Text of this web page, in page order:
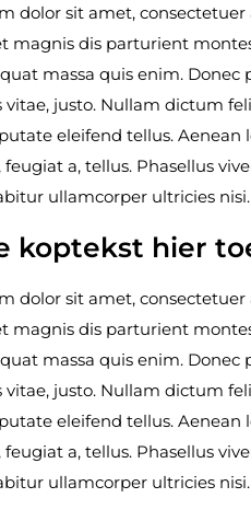
dolor sit amet,
magnis dis parturient
massa quis enim.
vitae, justo. Nullam dictum
eleifend tellus. Aenean
feugiat a, tellus. Phasellus
ullamcorper ultricies
koptekst hier
dolor sit amet,
magnis dis parturient
massa quis enim.
vitae, justo. Nullam dictum
eleifend tellus. Aenean
feugiat a, tellus. Phasellus
ullamcorper ultricies